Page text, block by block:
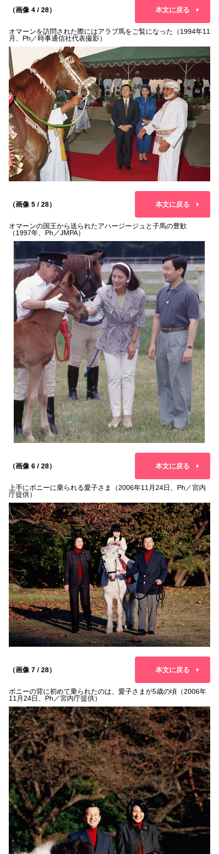
（画像 4 / 28） 本文に戻る
オマーンを訪問された際にはアラブ馬をご覧になった（1994年11
月、Ph／時事通信社代表撮影）
（画像 5 / 28） 本文に戻る
オマーンの国王から送られたアハージージュと子馬の豊歓
（1997年、Ph／JMPA）
（画像 6 / 28） 本文に戻る
上手にポニーに乗られる愛子さま（2006年11月24日、Ph／宮内
庁提供）
（画像 7 / 28） 本文に戻る
ポニーの背に初めて乗られたのは、愛子さまが5歳の頃（2006年
11月24日、Ph／宮内庁提供）